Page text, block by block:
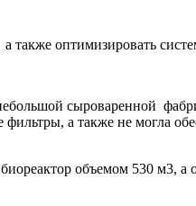
оптимизировать
сыроваренной
а также не могла
объемом 530 м3, а